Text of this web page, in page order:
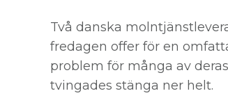
Två danska
fredagen offer för en
problem för många av
tvingades stänga ner helt.